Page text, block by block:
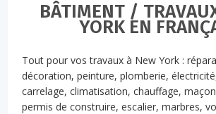
BÂTIMENT /
YORK EN
Tout pour vos travaux à New York :
décoration, peinture, plomberie,
carrelage, climatisation, chauffage,
permis de construire, escalier, marbres,